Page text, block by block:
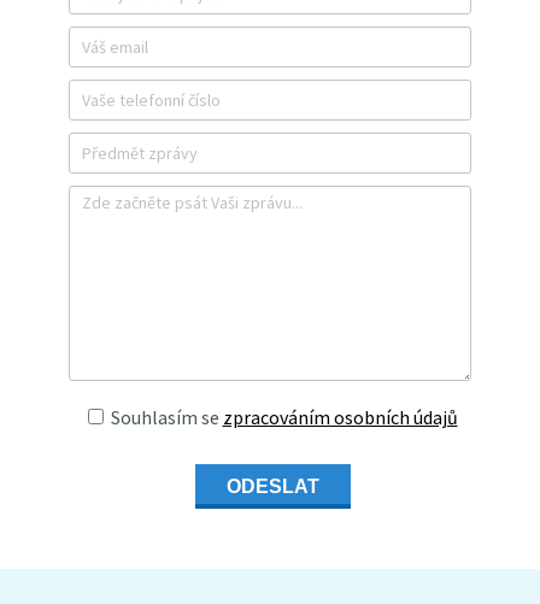
Souhlasím se zpracováním osobních údajů
ODESLAT